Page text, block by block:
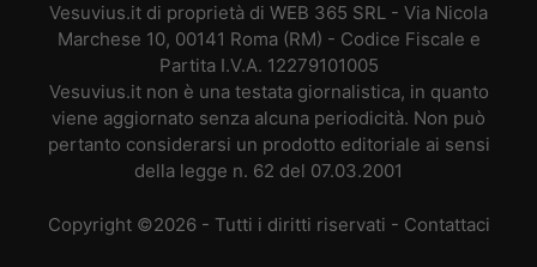
Vesuvius.it di proprietà di WEB 365 SRL - Via Nicola
Marchese 10, 00141 Roma (RM) - Codice Fiscale e
Partita I.V.A. 12279101005
Vesuvius.it non è una testata giornalistica, in quanto
viene aggiornato senza alcuna periodicità. Non può
pertanto considerarsi un prodotto editoriale ai sensi
della legge n. 62 del 07.03.2001
Copyright ©2026 - Tutti i diritti riservati - Contattaci